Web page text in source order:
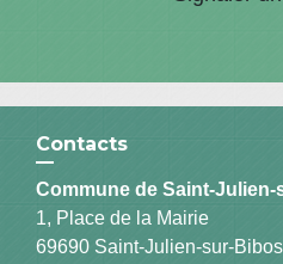
Contacts
Commune de Saint-
1, Place de la Mairie
69690 Saint-Julien-sur-